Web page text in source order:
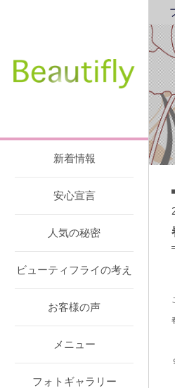
新着情報
安心宣言
人気の秘密
ビューティフライの考え
お客様の声
メニュー
フォトギャラリー